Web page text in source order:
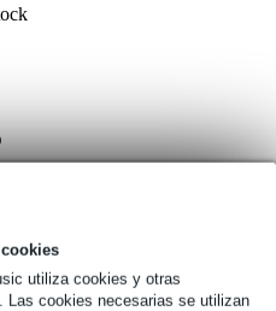
utiliza cookies y otras
Las cookies necesarias se utilizan